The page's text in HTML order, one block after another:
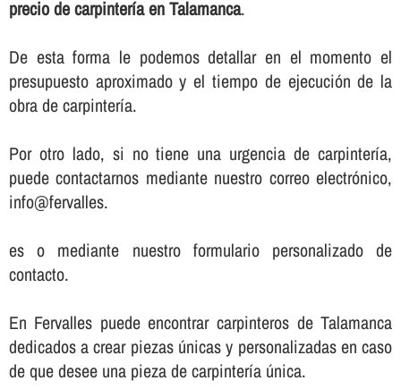
precio de carpinterí­a en Talamanca.
De esta forma le podemos detallar en el momento el
presupuesto aproximado y el tiempo de ejecución de la
obra de carpinterí­a.
Por otro lado, si no tiene una urgencia de carpinterí­a,
puede contactarnos mediante nuestro correo electrónico,
info@fervalles.
es o mediante nuestro formulario personalizado de
contacto.
En Fervalles puede encontrar carpinteros de Talamanca
dedicados a crear piezas únicas y personalizadas en caso
de que desee una pieza de carpinterí­a única.